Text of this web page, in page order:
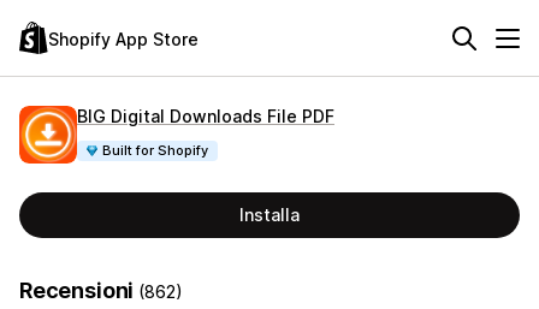
Shopify App Store
BIG Digital Downloads File PDF
Built for Shopify
Installa
Recensioni (862)